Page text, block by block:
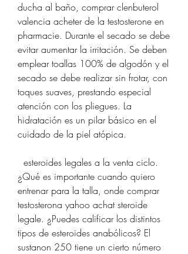
ducha al baño, comprar clenbuterol
valencia acheter de la testosterone en
pharmacie. Durante el secado se debe
evitar aumentar la irritación. Se deben
emplear toallas 100% de algodón y el
secado se debe realizar sin frotar, con
toques suaves, prestando especial
atención con los pliegues. La
hidratación es un pilar básico en el
cuidado de la piel atópica.
  esteroides legales a la venta ciclo.
¿Qué es importante cuando quiero
entrenar para la talla, onde comprar
testosterona yahoo achat steroide
legale. ¿Puedes calificar los distintos
tipos de esteroides anabólicos? El
sustanon 250 tiene un cierto número